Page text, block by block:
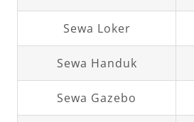
Sewa Loker
Sewa Handuk
Sewa Gazebo